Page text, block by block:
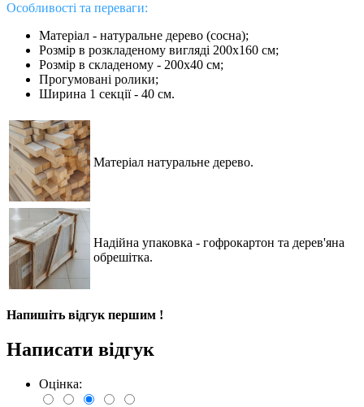
Особливості та переваги: ​​
Матеріал - натуральне дерево (сосна);
Розмір в розкладеному вигляді 200х160 см;
Розмір в складеному - 200х40 см;
Прогумовані ролики;
Ширина 1 секції - 40 см.
Матеріал натуральне дерево.
Надійна упаковка - гофрокартон та дерев'яна
обрешітка.
Напишіть відгук першим !
Написати відгук
Оцінка: